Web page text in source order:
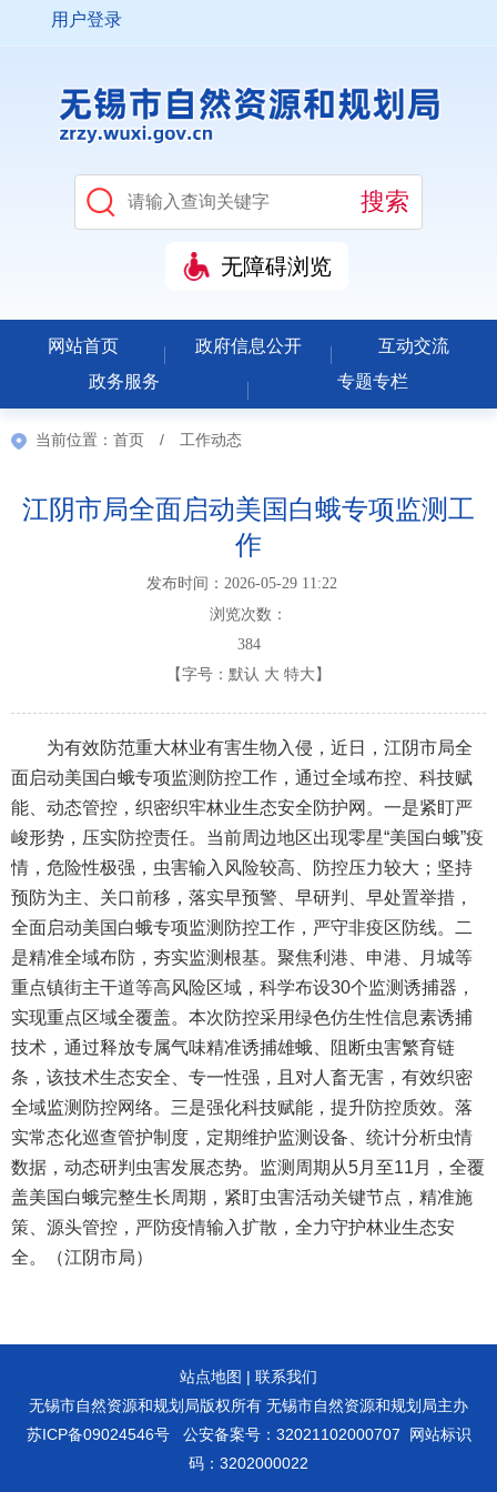
用户登录
无障碍浏览
网站首页 政府信息公开
互动交流
政务服务
专题专栏
当前位置： 首页 / 工作动态
江阴市局全面启动美国白蛾专项监测工
作
发布时间：2026-05-29 11:22
浏览次数：
384
【字号： 默认 大 特大 】
为有效防范重大林业有害生物入侵，近日，江阴市局全
面启动美国白蛾专项监测防控工作，通过全域布控、科技赋
能、动态管控，织密织牢林业生态安全防护网。一是紧盯严
峻形势，压实防控责任。当前周边地区出现零星“美国白蛾”疫
情，危险性极强，虫害输入风险较高、防控压力较大；坚持
预防为主、关口前移，落实早预警、早研判、早处置举措，
全面启动美国白蛾专项监测防控工作，严守非疫区防线。二
是精准全域布防，夯实监测根基。聚焦利港、申港、月城等
重点镇街主干道等高风险区域，科学布设30个监测诱捕器，
实现重点区域全覆盖。本次防控采用绿色仿生性信息素诱捕
技术，通过释放专属气味精准诱捕雄蛾、阻断虫害繁育链
条，该技术生态安全、专一性强，且对人畜无害，有效织密
全域监测防控网络。三是强化科技赋能，提升防控质效。落
实常态化巡查管护制度，定期维护监测设备、统计分析虫情
数据，动态研判虫害发展态势。监测周期从5月至11月，全覆
盖美国白蛾完整生长周期，紧盯虫害活动关键节点，精准施
策、源头管控，严防疫情输入扩散，全力守护林业生态安
全。（江阴市局）
站点地图 | 联系我们
无锡市自然资源和规划局版权所有 无锡市自然资源和规划局主办
苏ICP备09024546号
公安备案号：32021102000707 网站标识
码：3202000022